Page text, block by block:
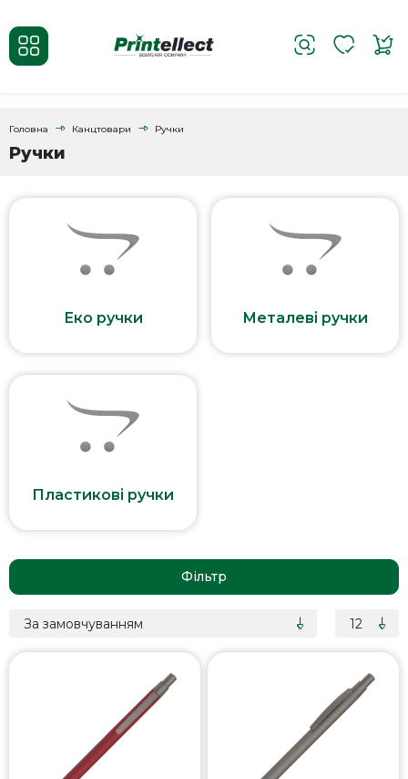
Головна Канцтовари Ручки
Ручки
Еко ручки Металеві ручки
Пластикові ручки
Фільтр
За замовчуванням 12